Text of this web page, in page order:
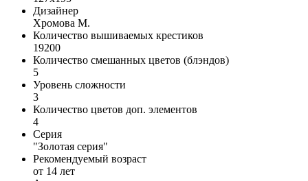
Дизайнер
Хромова М.
Количество вышиваемых крестиков
19200
Количество смешанных цветов (блэндов)
5
Уровень сложности
3
Количество цветов доп. элементов
4
Серия
"Золотая серия"
Рекомендуемый возраст
от 14 лет